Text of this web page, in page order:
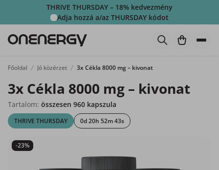
THRIVE THURSDAY – 18% kedvezmény
Adja hozzá a/az THURSDAY kódot
Főoldal Jó közérzet 3x Cékla 8000 mg – kivonat
3x Cékla 8000 mg – kivonat
Tartalom: összesen 960 kapszula
THRIVE THURSDAY 0d 20h 52m 42s
-23%